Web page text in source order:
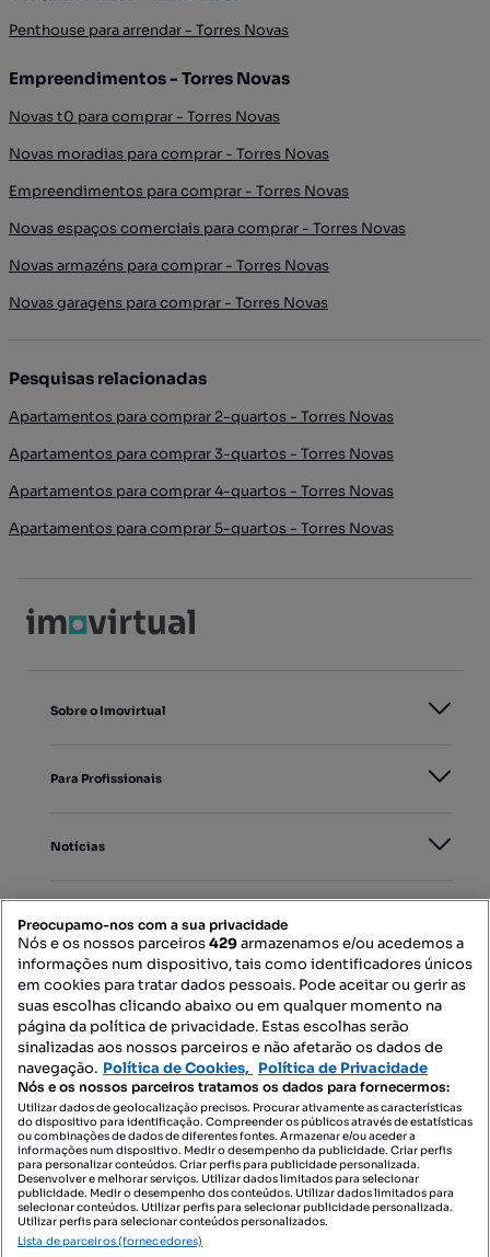
Penthouse para arrendar - Torres Novas
Empreendimentos - Torres Novas
Novas t0 para comprar - Torres Novas
Novas moradias para comprar - Torres Novas
Empreendimentos para comprar - Torres Novas
Novas espaços comerciais para comprar - Torres Novas
Novas armazéns para comprar - Torres Novas
Novas garagens para comprar - Torres Novas
Pesquisas relacionadas
Apartamentos para comprar 2-quartos - Torres Novas
Apartamentos para comprar 3-quartos - Torres Novas
Apartamentos para comprar 4-quartos - Torres Novas
Apartamentos para comprar 5-quartos - Torres Novas
Sobre o Imovirtual
Para Profissionais
Notícias
Mapa do Site
Contacte-nos
SIGA-NOS:
DESCARREGAR NA:
Preocupamo-nos com a sua privacidade
Nós e os nossos parceiros429armazenamos e/ou acedemos a
informações num dispositivo, tais como identificadores únicos
em cookies para tratar dados pessoais. Pode aceitar ou gerir as
suas escolhas clicando abaixo ou em qualquer momento na
página da política de privacidade. Estas escolhas serão
sinalizadas aos nossos parceiros e não afetarão os dados de
navegação. Política de Cookies, Política de Privacidade
Nós e os nossos parceiros tratamos os dados para fornecermos:
Utilizar dados de geolocalização precisos. Procurar ativamente as características
do dispositivo para identificação. Compreender os públicos através de estatísticas
ou combinações de dados de diferentes fontes. Armazenar e/ou aceder a
informações num dispositivo. Medir o desempenho da publicidade. Criar perfis
para personalizar conteúdos. Criar perfis para publicidade personalizada.
Desenvolver e melhorar serviços. Utilizar dados limitados para selecionar
publicidade. Medir o desempenho dos conteúdos. Utilizar dados limitados para
selecionar conteúdos. Utilizar perfis para selecionar publicidade personalizada.
Utilizar perfis para selecionar conteúdos personalizados.
Lista de parceiros (fornecedores)